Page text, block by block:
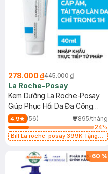
278.000 ₫445.000 ₫
La Roche-Posay
Kem Dưỡng La Roche-Posay
Giúp Phục Hồi Da Đa Công
Dụng 40ml
4.9 (56)
895/tháng
24%
Bill La roche-posay 399K Tặng
(SL có hạn)
-60 %